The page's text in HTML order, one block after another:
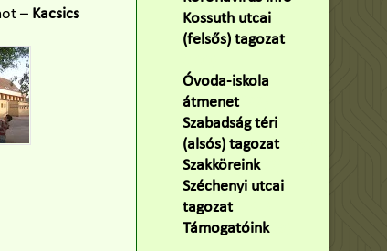
– Kacsics
Kossuth utcai
(felsős) tagozat
Óvoda-iskola
átmenet(22)
Szabadság téri
(alsós) tagozat(160)
Szakköreink(3)
Széchenyi utcai
tagozat(141)
Támogatóink(9)